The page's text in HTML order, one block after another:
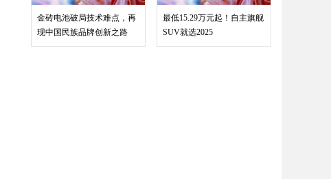
金砖电池破局技术难点，再
现中国民族品牌创新之路
最低15.29万元起！自主旗舰
SUV就选2025